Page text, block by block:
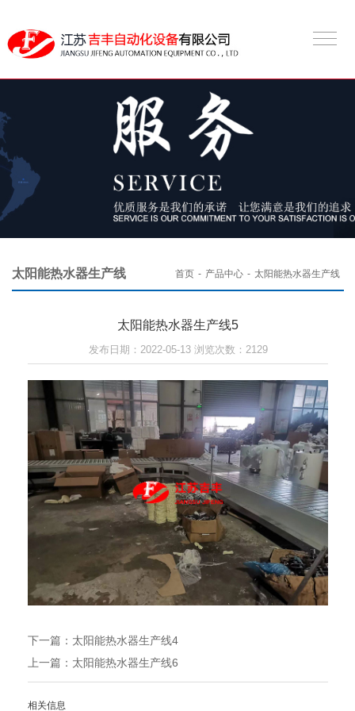
首页 - 产品中心 - 太阳能热水器生产线
太阳能热水器生产线
太阳能热水器生产线5
发布日期：2022-05-13 浏览次数：2129
下一篇： 太阳能热水器生产线4
上一篇： 太阳能热水器生产线6
相关信息